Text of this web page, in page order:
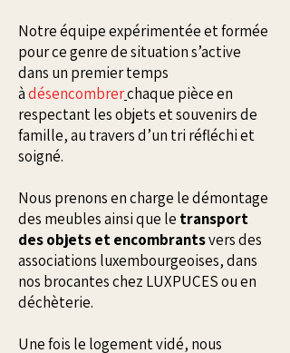
​Notre équipe expérimentée et formée
pour ce genre de situation s’active
dans un premier temps
àdésencombrerchaque pièceen
respectant les objets et souvenirs de
famille, au travers d’un tri réfléchi et
soigné.
​Nous prenons en charge le démontage
des meubles ainsi que le transport
des objets et encombrantsvers des
associations luxembourgeoises, dans
nos brocantes chez LUXPUCES ou en
déchèterie.
​Une fois le logement vidé, nous